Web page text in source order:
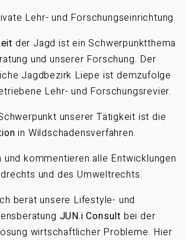
Lehr- und Forschungseinrichtung.
der Jagd ist ein Schwerpunktthema
und unserer Forschung. Der
Jagdbezirk Liepe ist demzufolge
Lehr- und Forschungsrevier.
unserer Tätigkeit ist die
in Wildschadensverfahren.
und kommentieren alle Entwicklungen
und des Umweltrechts.
berät unsere Lifestyle- und
JUN.i Consult bei der
wirtschaftlicher Probleme. Hier